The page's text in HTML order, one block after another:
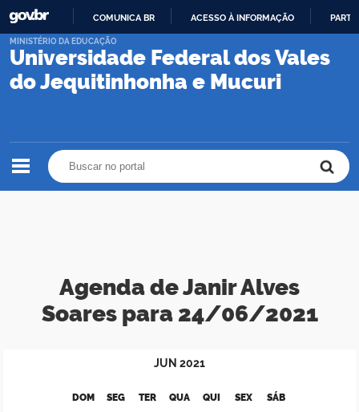
PARA
CONTEÚDO
COMUNICA BR ACESSO À INFORMAÇÃO
Universidade Federal dos Vales
do Jequitinhonha e Mucuri
MINISTÉRIO DA EDUCAÇÃO
Agenda de Janir Alves
Soares para 24/06/2021
JUN 2021
DOM SEG TER QUA QUI SEX SÁB